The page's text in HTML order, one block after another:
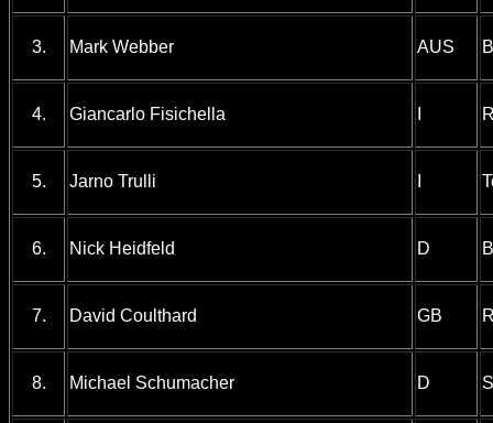
3. Mark Webber AUS
4. Giancarlo Fisichella
5. Jarno Trulli
6. Nick Heidfeld D
7. David Coulthard GB
8. Michael Schumacher D